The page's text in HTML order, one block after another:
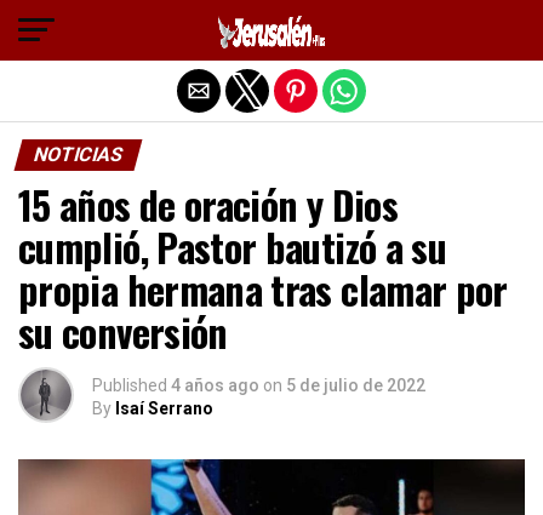
NOTICIAS
15 años de oración y Dios
cumplió, Pastor bautizó a su
propia hermana tras clamar por
su conversión
Published 4 años ago on 5 de julio de 2022
By Isaí Serrano
Salir de la versión móvil